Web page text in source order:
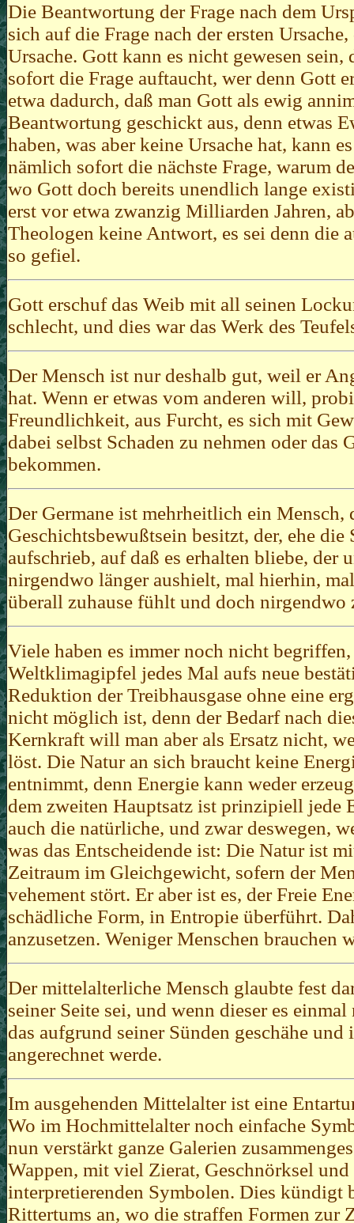
Die Beantwortung der Frage nach dem
sich auf die Frage nach der ersten
Ursache. Gott kann es nicht gewesen
sofort die Frage auftaucht, wer denn Gott
etwa dadurch, daß man Gott als ewig
Beantwortung geschickt aus, denn etwas
haben, was aber keine Ursache hat, kann
nämlich sofort die nächste Frage, warum
wo Gott doch bereits unendlich lange
erst vor etwa zwanzig Milliarden Jahren,
Theologen keine Antwort, es sei denn die
so gefiel.
Gott erschuf das Weib mit all seinen
schlecht, und dies war das Werk des
Der Mensch ist nur deshalb gut, weil er
hat. Wenn er etwas vom anderen will,
Freundlichkeit, aus Furcht, es sich mit
dabei selbst Schaden zu nehmen oder das
bekommen.
Der Germane ist mehrheitlich ein Mensch,
Geschichtsbewußtsein besitzt, der, ehe
aufschrieb, auf daß es erhalten bliebe, der
nirgendwo länger aushielt, mal hierhin,
überall zuhause fühlt und doch nirgendwo
Viele haben es immer noch nicht
Weltklimagipfel jedes Mal aufs neue
Reduktion der Treibhausgase ohne eine
nicht möglich ist, denn der Bedarf nach
Kernkraft will man aber als Ersatz nicht,
löst. Die Natur an sich braucht keine
entnimmt, denn Energie kann weder
dem zweiten Hauptsatz ist prinzipiell jede
auch die natürliche, und zwar deswegen,
was das Entscheidende ist: Die Natur ist
Zeitraum im Gleichgewicht, sofern der
vehement stört. Er aber ist es, der Freie
schädliche Form, in Entropie überführt.
anzusetzen. Weniger Menschen brauchen
Der mittelalterliche Mensch glaubte fest
seiner Seite sei, und wenn dieser es
das aufgrund seiner Sünden geschähe
angerechnet werde.
Im ausgehenden Mittelalter ist eine
Wo im Hochmittelalter noch einfache
nun verstärkt ganze Galerien
Wappen, mit viel Zierat, Geschnörksel
interpretierenden Symbolen. Dies kündigt
Rittertums an, wo die straffen Formen zur